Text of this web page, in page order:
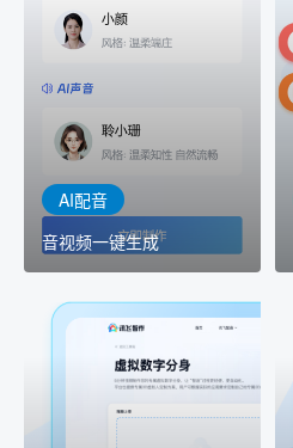
AI配音
音视频一键生成
音视频一键生成
室"中输入文本或录音，一
出
AI+创意
精品声音复刻